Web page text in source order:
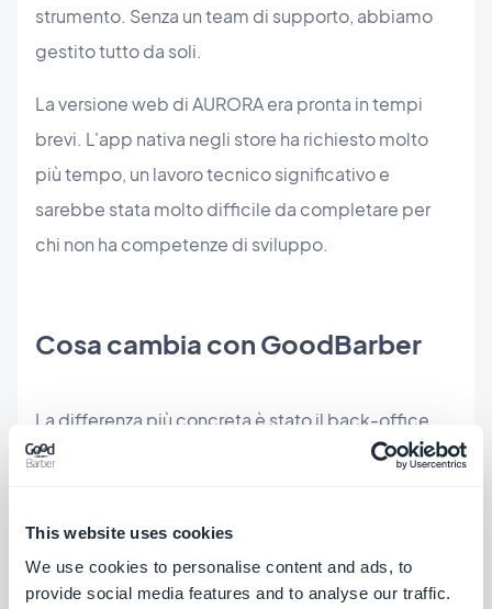
This website uses cookies
We use cookies to personalise content and ads, to
provide social media features and to analyse our traffic.
strumento. Senza un team di supporto, abbiamo
gestito tutto da soli.
La versione web di AURORA era pronta in tempi
brevi. L'app nativa negli store ha richiesto molto
più tempo, un lavoro tecnico significativo e
sarebbe stata molto difficile da completare per
chi non ha competenze di sviluppo.
Cosa cambia con GoodBarber
La differenza più concreta è stato il back-office.
Non solo che esista, ma cosa copre. Inviare una
sezione Parigi questa settimana richiede tre minuti
nel back-office di GoodBarber. In un'app generata
da Bolt, la stessa operazione richiede una